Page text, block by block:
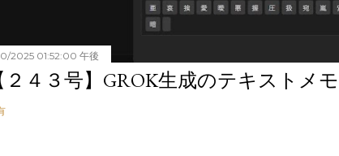
2025 01:52:00 午後
２４３号】GROK生成のテキストメ